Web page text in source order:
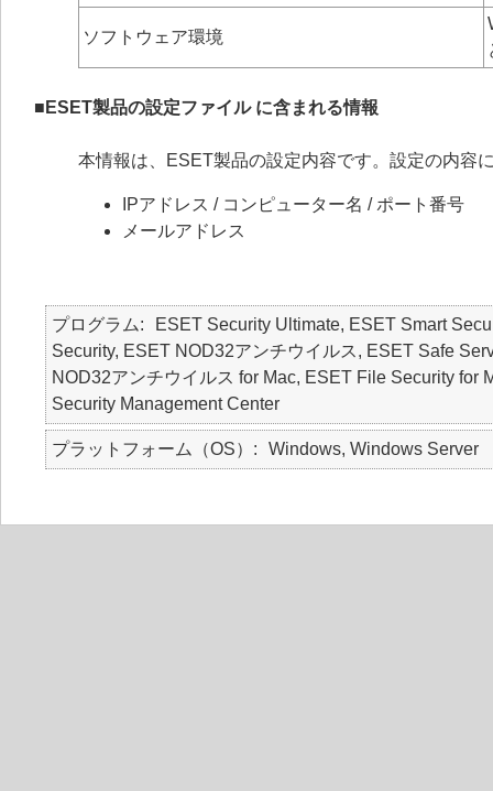
ソフトウェア環境
■ESET製品の設定ファイル に含まれる情報
本情報は、ESET製品の設定内容です。設定の内容
IPアドレス / コンピューター名 / ポート番号
メールアドレス
プログラム
ESET Security Ultimate, ESET Smart
Security, ESET NOD32アンチウイルス, ESET Safe
NOD32アンチウイルス for Mac, ESET File Security for
Security Management Center
プラットフォーム（OS） Windows, Windows Server